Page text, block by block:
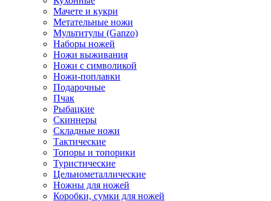
Мачете и кукри
Метательные ножи
Мультитулы (Ganzo)
Наборы ножей
Ножи выживания
Ножи с символикой
Ножи-поплавки
Подарочные
Пчак
Рыбацкие
Скиннеры
Складные ножи
Тактические
Топоры и топорики
Туристические
Цельнометаллические
Ножны для ножей
Коробки, сумки для ножей